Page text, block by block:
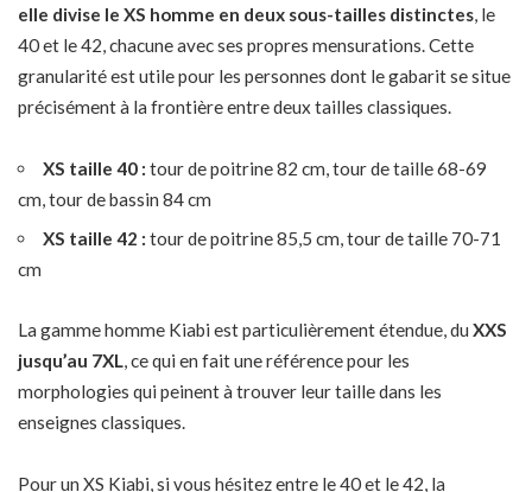
elle divise le XS homme en deux sous-tailles distinctes, le
40 et le 42, chacune avec ses propres mensurations. Cette
granularité est utile pour les personnes dont le gabarit se situe
précisément à la frontière entre deux tailles classiques.
XS taille 40 : tour de poitrine 82 cm, tour de taille 68-69
cm, tour de bassin 84 cm
XS taille 42 : tour de poitrine 85,5 cm, tour de taille 70-71
cm
La gamme homme Kiabi est particulièrement étendue, du XXS
jusqu’au 7XL, ce qui en fait une référence pour les
morphologies qui peinent à trouver leur taille dans les
enseignes classiques.
Pour un XS Kiabi, si vous hésitez entre le 40 et le 42, la